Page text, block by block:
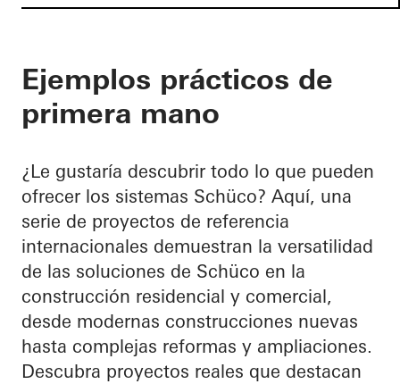
Ejemplos prácticos de
primera mano
¿Le gustaría descubrir todo lo que pueden
ofrecer los sistemas Schüco? Aquí, una
serie de proyectos de referencia
internacionales demuestran la versatilidad
de las soluciones de Schüco en la
construcción residencial y comercial,
desde modernas construcciones nuevas
hasta complejas reformas y ampliaciones.
Descubra proyectos reales que destacan